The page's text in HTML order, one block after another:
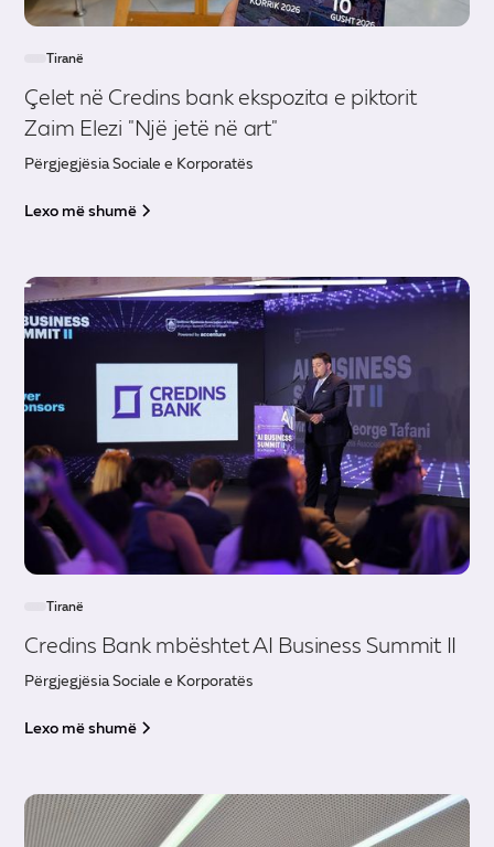
Tiranë
Çelet në Credins bank ekspozita e piktorit
Zaim Elezi "Një jetë në art"
Përgjegjësia Sociale e Korporatës
Lexo më shumë
Tiranë
Credins Bank mbështet AI Business Summit II
Përgjegjësia Sociale e Korporatës
Lexo më shumë